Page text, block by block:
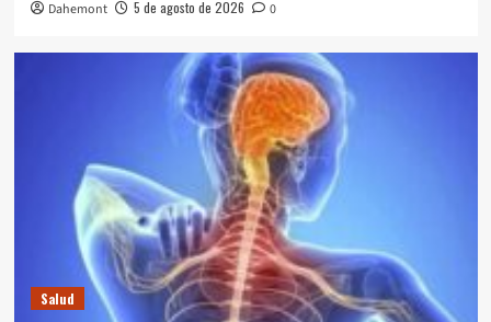
Dahemont 5 de agosto de 2026 0
Salud